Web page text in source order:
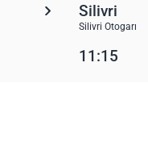
Silivri
Silivri Otogarı
11:15